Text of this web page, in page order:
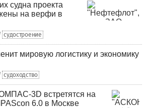
судна проекта
на верфи в
судостроение
мировую логистику и экономику
судоходство
3D встретятся на
6.0 в Москве